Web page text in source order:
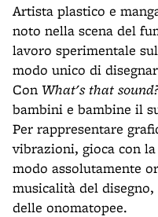
Artista plastico e
noto nella scena del
lavoro sperimentale
modo unico di
Con What's that
bambini e bambine il
Per rappresentare
vibrazioni, gioca con
modo assolutamente
musicalità del
delle onomatopee.